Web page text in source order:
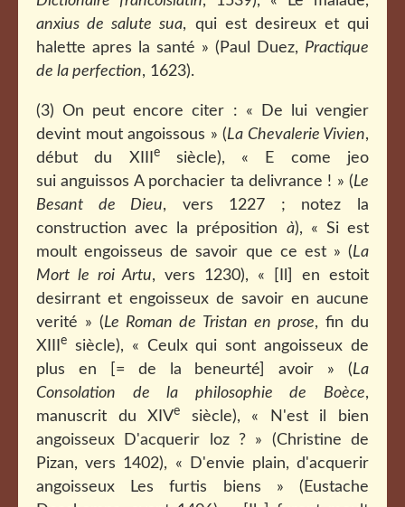
anxius de salute sua, qui est desireux et qui
halette apres la santé » (Paul Duez, Practique
de la perfection, 1623).
(3) On peut encore citer : « De lui vengier
devint mout angoissous » (La Chevalerie Vivien,
début du XIII
esiècle), « E come jeo
sui anguissos A porchacier ta delivrance ! » (Le
Besant de Dieu, vers 1227 ; notez la
construction avec la préposition à), « Si est
moult engoisseus de savoir que ce est » (La
Mort le roi Artu, vers 1230), « [Il] en estoit
desirrant et engoisseux de savoir en aucune
verité » (Le Roman de Tristan en prose, fin du
XIII
e
siècle), « Ceulx qui sont angoisseux de
plus en [= de la beneurté] avoir » (La
Consolation de la philosophie de Boèce,
manuscrit du XIVe
siècle), « N'est il bien
angoisseux D'acquerir loz ? » (Christine de
Pizan, vers 1402), « D'envie plain, d'acquerir
angoisseux Les furtis biens » (Eustache